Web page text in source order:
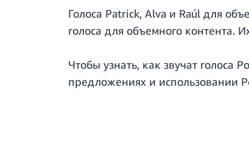
Голоса Patrick, Alva и Raúl для
голоса для объемного контента.
Чтобы узнать, как звучат голоса
предложениях и использовании